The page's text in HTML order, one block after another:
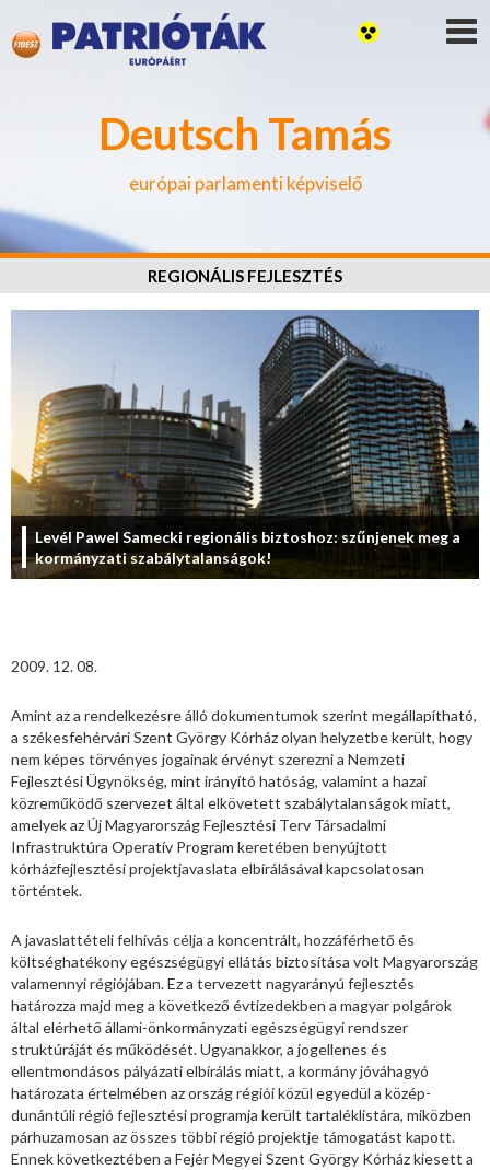
Deutsch Tamás
európai parlamenti képviselő
REGIONÁLIS FEJLESZTÉS
Levél Pawel Samecki regionális biztoshoz: szűnjenek meg a
kormányzati szabálytalanságok!
2009. 12. 08.
Amint az a rendelkezésre álló dokumentumok szerint megállapítható,
a székesfehérvári Szent György Kórház olyan helyzetbe került, hogy
nem képes törvényes jogainak érvényt szerezni a Nemzeti
Fejlesztési Ügynökség, mint irányító hatóság, valamint a hazai
közreműködő szervezet által elkövetett szabálytalanságok miatt,
amelyek az Új Magyarország Fejlesztési Terv Társadalmi
Infrastruktúra Operatív Program keretében benyújtott
kórházfejlesztési projektjavaslata elbírálásával kapcsolatosan
történtek.
A javaslattételi felhívás célja a koncentrált, hozzáférhető és
költséghatékony egészségügyi ellátás biztosítása volt Magyarország
valamennyi régiójában. Ez a tervezett nagyarányú fejlesztés
határozza majd meg a következő évtizedekben a magyar polgárok
által elérhető állami-önkormányzati egészségügyi rendszer
struktúráját és működését. Ugyanakkor, a jogellenes és
ellentmondásos pályázati elbírálás miatt, a kormány jóváhagyó
határozata értelmében az ország régiói közül egyedül a közép-
dunántúli régió fejlesztési programja került tartaléklistára, miközben
párhuzamosan az összes többi régió projektje támogatást kapott.
Ennek következtében a Fejér Megyei Szent György Kórház kiesett a